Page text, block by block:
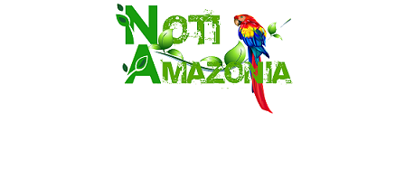
Saltar
Sentencian a 34 años de prisión a
implicados en caso de Alison,
oriunda de Tena
Vozinha, el arquero sensación de
cabo Verde, ya llegó para
incorporarse a Colo Colo de Chile
Pastaza: la parroquia Diez de